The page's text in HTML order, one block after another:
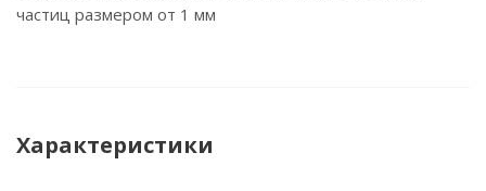
частиц размером от 1 мм
Характеристики